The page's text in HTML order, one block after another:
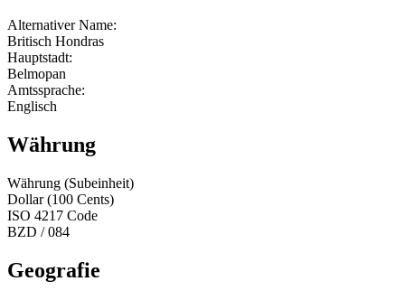
Alternativer Name:
Britisch Hondras
Hauptstadt:
Belmopan
Amtssprache:
Englisch
Währung
Währung (Subeinheit)
Dollar (100 Cents)
ISO 4217 Code
BZD / 084
Geografie